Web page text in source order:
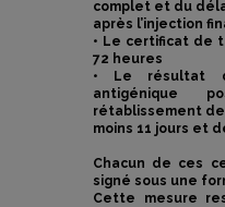
complet et du
après l’injection
• Le certificat de
72 heures
• Le résultat
antigénique
rétablissement de
moins 11 jours et
Chacun de ces
signé sous une
Cette mesure